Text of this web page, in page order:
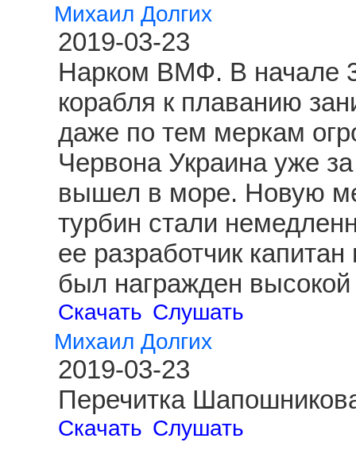
Михаил Долгих
2019-03-23
Нарком ВМФ. В начале
корабля к плаванию
даже по тем меркам
Червона Украина уже
вышел в море. Новую
турбин стали
ее разработчик
был награжден
Скачать Слушать
Михаил Долгих
2019-03-23
Перечитка
Скачать Слушать